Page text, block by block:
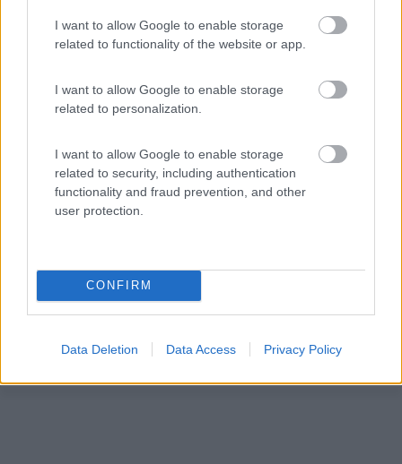
I want to allow Google to enable storage
related to functionality of the website or app.
I want to allow Google to enable storage
related to personalization.
I want to allow Google to enable storage
related to security, including authentication
functionality and fraud prevention, and other
user protection.
CONFIRM
Data Deletion Data Access Privacy Policy
Campeggio
Lyngvaer Lofoten Bobilcamping AS
Vagan - 363.8km